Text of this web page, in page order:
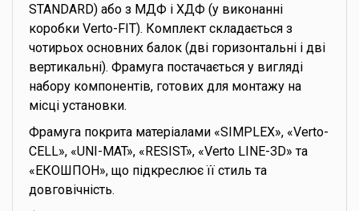
STANDARD) або з МДФ і ХДФ (у виконанні
коробки Verto-FIT). Комплект складається з
чотирьох основних балок (дві горизонтальні і дві
вертикальні). Фрамуга постачається у вигляді
набору компонентів, готових для монтажу на
місці установки.
Фрамуга покрита матеріалами «SIMPLEX», «Verto-
CELL», «UNI-MAT», «RESIST», «Verto LINE-3D» та
«ЕКОШПОН», що підкреслює її стиль та
довговічність.